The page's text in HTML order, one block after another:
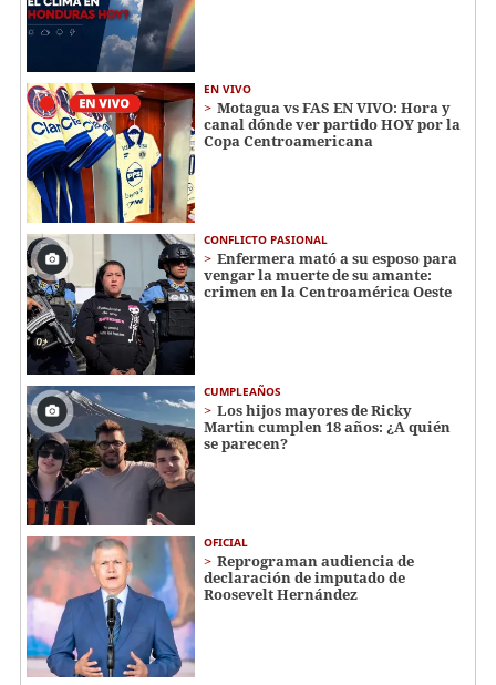
EN VIVO
Motagua vs FAS EN VIVO: Hora y
canal dónde ver partido HOY por la
Copa Centroamericana
CONFLICTO PASIONAL
Enfermera mató a su esposo para
vengar la muerte de su amante:
crimen en la Centroamérica Oeste
CUMPLEAÑOS
Los hijos mayores de Ricky
Martin cumplen 18 años: ¿A quién
se parecen?
OFICIAL
Reprograman audiencia de
declaración de imputado de
Roosevelt Hernández